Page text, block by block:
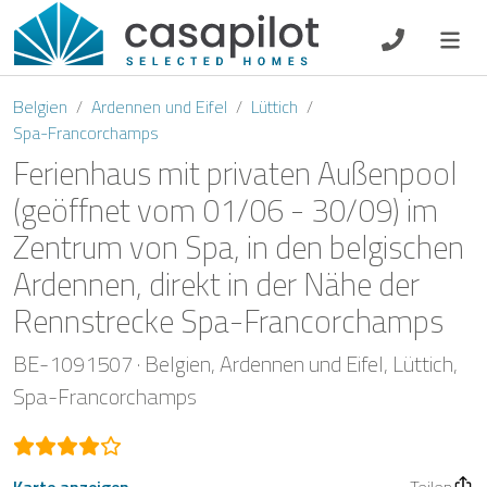
DE EN ES
Frühstück
Gutscheine
Eigentümer Log-In
Belgien Ardennen und Eifel
Lüttich
Spa-Francorchamps
Ferienhaus mit privaten Außenpool
(geöffnet vom 01/06 - 30/09) im
Zentrum von Spa, in den belgischen
Ardennen, direkt in der Nähe der
Rennstrecke Spa-Francorchamps
BE-1091507 Belgien Ardennen und Eifel Lüttich
Spa-Francorchamps